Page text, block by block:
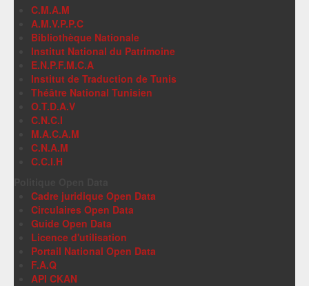
C.M.A.M
A.M.V.P.P.C
Bibliothèque Nationale
Institut National du Patrimoine
E.N.P.F.M.C.A
Institut de Traduction de Tunis
Théâtre National Tunisien
O.T.D.A.V
C.N.C.I
M.A.C.A.M
C.N.A.M
C.C.I.H
Cadre juridique Open Data
Circulaires Open Data
Guide Open Data
Licence d'utilisation
Portail National Open Data
F.A.Q
API CKAN